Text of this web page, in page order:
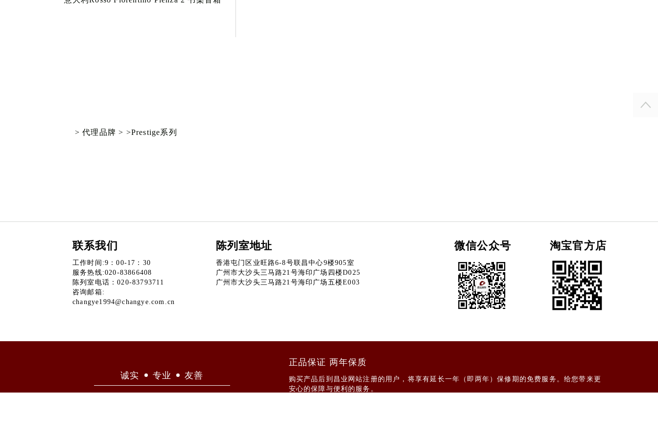
> 代理品牌 > >Prestige系列
联系我们
工作时间:9：00-17：30
服务热线:020-83866408
陈列室电话：020-83793711
咨询邮箱:
changye1994@changye.com.cn
陈列室地址
香港屯门区业旺路6-8号联昌中心9楼905室
广州市大沙头三马路21号海印广场四楼D025
广州市大沙头三马路21号海印广场五楼E003
微信公众号 淘宝官方店
诚实 专业 友善
正品保证 两年保质
购买产品后到昌业网站注册的用户，将享有延长一年（即两年）保修期的免费服务。给您带来更
安心的保障与便利的服务。